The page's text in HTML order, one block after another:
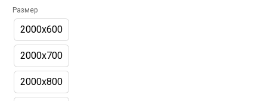
Размер
2000х600
2000х700
2000х800